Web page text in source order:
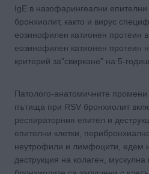
IgE в назофарингеални епителни
бронхиолит, както и вирус
еозинофилен катионен протеин
еозинофилен катионен протеин
критерий за“свиркане” на 5-
Патолого-анатомичните
пътища при RSV бронхиолит
респираторния епител и
епителни клетки,
неутрофили и лимфоцити, едем
деструкция на колаген,